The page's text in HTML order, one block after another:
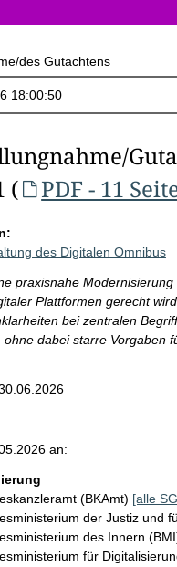
des Gutachtens
(
PDF - 11
des Digitalen Omnibus
praxisnahe
Plattformen gerecht
bei zentralen
dabei starre Vorgaben
an:
(BKAmt) [alle
der Justiz und
des Innern
für